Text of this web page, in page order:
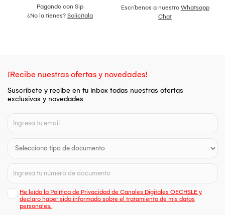
Pagando con Sip
¿No la tienes? Solicítala
Escríbenos a nuestro Whatsapp
Chat
¡Recibe nuestras ofertas y novedades!
Suscríbete y recibe en tu inbox todas nuestras ofertas
exclusivas y novedades
He leído la Política de Privacidad de Canales Digitales OECHSLE y
declaro haber sido informado sobre el tratamiento de mis datos
personales.